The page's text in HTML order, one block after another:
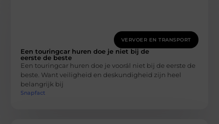
VERVOER EN TRANSPORT
Een touringcar huren doe je niet bij de
eerste de beste
Een touringcar huren doe je voorál niet bij de eerste de
beste. Want veiligheid en deskundigheid zijn heel
belangrijk bij
Snapfact